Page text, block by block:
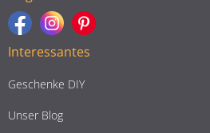
Interessantes
Geschenke DIY
Unser Blog